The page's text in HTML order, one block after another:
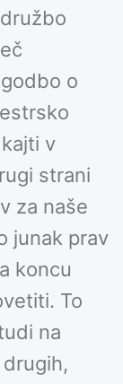
o
v
strani
za naše
junak prav
koncu
To
na